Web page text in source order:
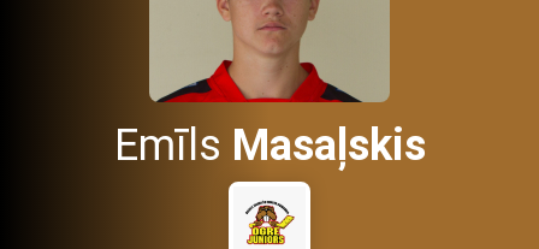
Emīls Masaļskis